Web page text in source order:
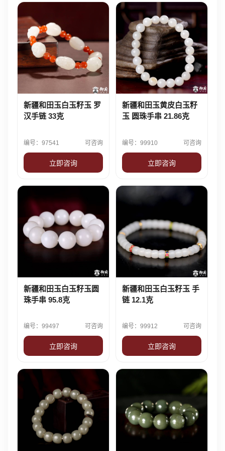
新疆和田玉白玉籽玉 罗
汉手链 33克
编号：97541 可咨询
立即咨询
新疆和田玉黄皮白玉籽
玉 圆珠手串 21.86克
编号：99910 可咨询
立即咨询
新疆和田玉白玉籽玉圆
珠手串 95.8克
编号：99497 可咨询
立即咨询
新疆和田玉白玉籽玉 手
链 12.1克
编号：99912 可咨询
立即咨询